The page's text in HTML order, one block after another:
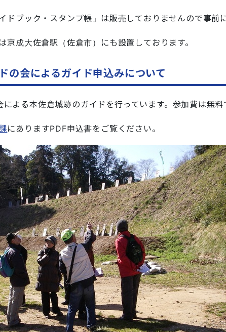
ドブック・スタンプ帳」は販売しておりませんので事前
京成大佐倉駅（佐倉市）にも設置しております。
の会によるガイド申込みについて
よる本佐倉城跡のガイドを行っています。参加費は無料
にありますPDF申込書をご覧ください。